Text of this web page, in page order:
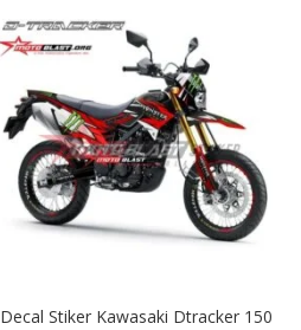
Decal Stiker Kawasaki Dtracker 150